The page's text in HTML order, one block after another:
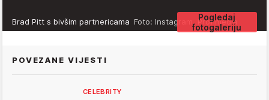
Pogledaj
fotogaleriju
Brad Pitt s bivšim partnericama Foto: Instagram, Profimedia
POVEZANE VIJESTI
CELEBRITY